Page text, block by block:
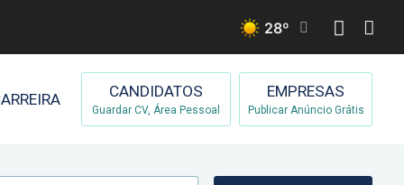
28º
CANDIDATOS
Guardar CV, Área Pessoal
EMPRESAS
Publicar Anúncio Grátis